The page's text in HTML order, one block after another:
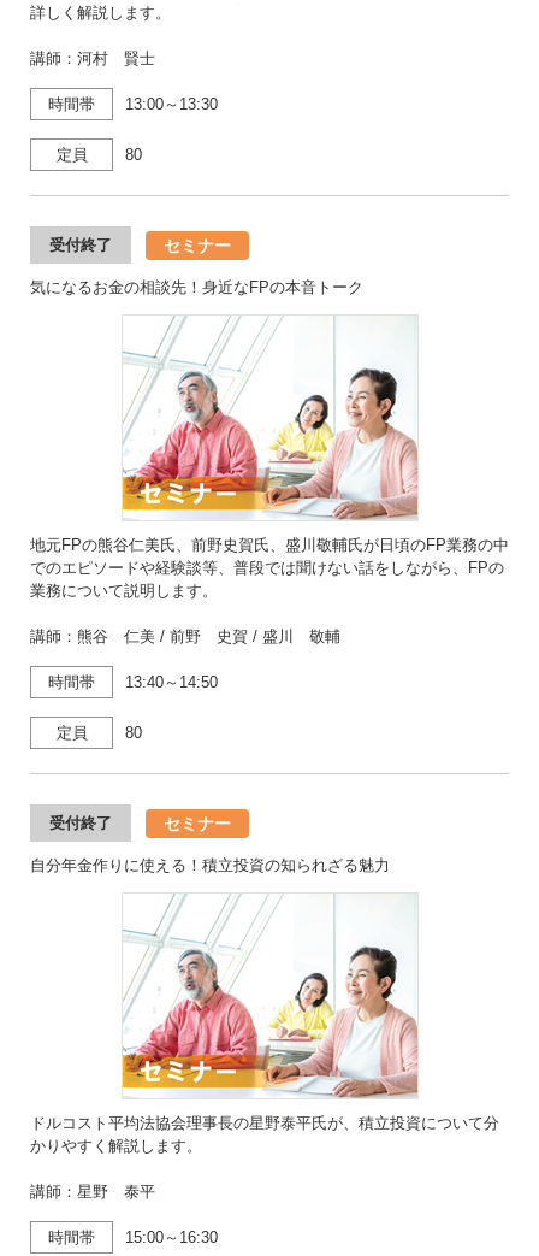
詳しく解説します。
講師：河村 賢士
時間帯 13:00～13:30
定員 80
受付終了 セミナー
気になるお金の相談先！身近なFPの本音トーク
地元FPの熊谷仁美氏、前野史賀氏、盛川敬輔氏が日頃のFP業務の中
でのエピソードや経験談等、普段では聞けない話をしながら、FPの
業務について説明します。
講師：熊谷 仁美 / 前野 史賀 / 盛川 敬輔
時間帯 13:40～14:50
定員 80
受付終了 セミナー
自分年金作りに使える！積立投資の知られざる魅力
ドルコスト平均法協会理事長の星野泰平氏が、積立投資について分
かりやすく解説します。
講師：星野 泰平
時間帯 15:00～16:30